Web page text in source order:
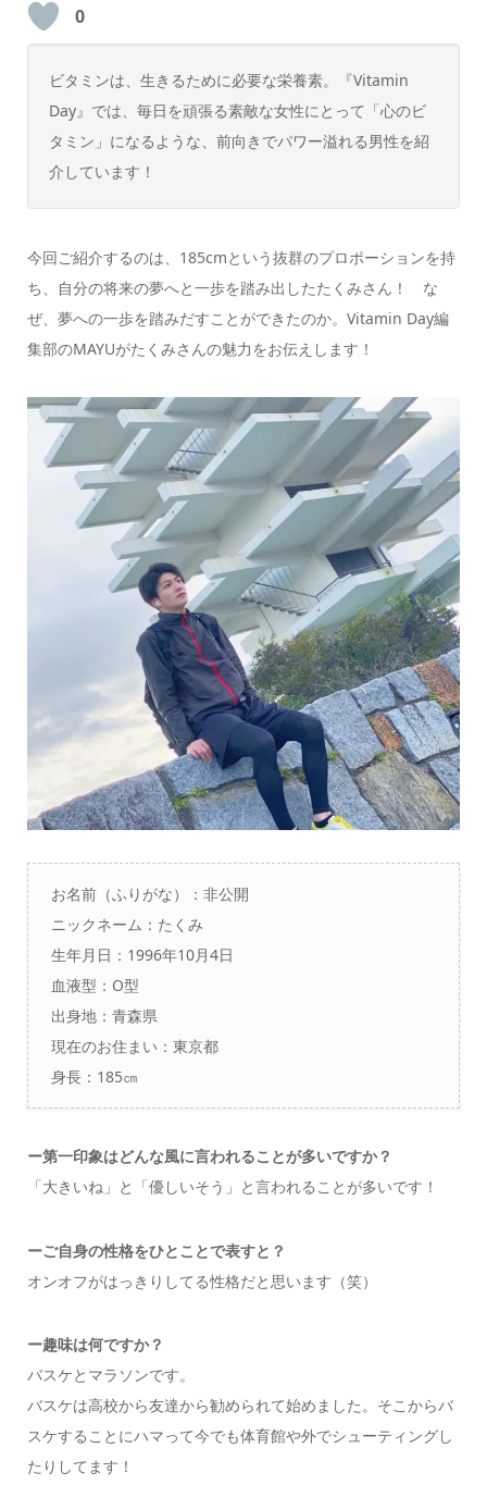
0
ビタミンは、生きるために必要な栄養素。『Vitamin
Day』では、毎日を頑張る素敵な女性にとって「心のビ
タミン」になるような、前向きでパワー溢れる男性を紹
介しています！
今回ご紹介するのは、185cmという抜群のプロポーションを持
ち、自分の将来の夢へと一歩を踏み出したたくみさん！ な
ぜ、夢への一歩を踏みだすことができたのか。Vitamin Day編
集部のMAYUがたくみさんの魅力をお伝えします！
お名前（ふりがな）：非公開
ニックネーム：たくみ
生年月日：1996年10月4日
血液型：O型
出身地：青森県
現在のお住まい：東京都
身長：185㎝
ー第一印象はどんな風に言われることが多いですか？
「大きいね」と「優しいそう」と言われることが多いです！
ーご自身の性格をひとことで表すと？
オンオフがはっきりしてる性格だと思います（笑）
ー趣味は何ですか？
バスケとマラソンです。
バスケは高校から友達から勧められて始めました。そこからバ
スケすることにハマって今でも体育館や外でシューティングし
たりしてます！